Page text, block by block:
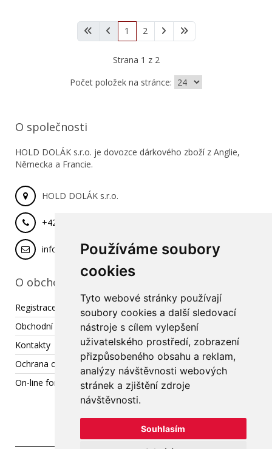
Používáme soubory
cookies
Tyto webové stránky používají
soubory cookies a další sledovací
nástroje s cílem vylepšení
uživatelského prostředí, zobrazení
přizpůsobeného obsahu a reklam,
analýzy návštěvnosti webových
stránek a zjištění zdroje
návštěvnosti.
Souhlasím
1 2
Strana 1 z 2
Počet položek na stránce:
O společnosti
HOLD DOLÁK s.r.o. je dovozce dárkového zboží z Anglie,
Německa a Francie.
HOLD DOLÁK s.r.o.
+420 777 029 462
info@hold-dolak.cz
O obchodu
Registrace
Obchodní podmínky
Kontakty
Ochrana osobních údajů
On-line formulář pro reklamaci / odstoupení od smlouvy